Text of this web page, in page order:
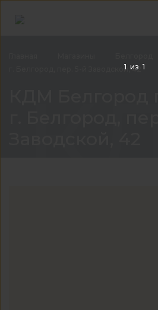
г. Белгород, пер. 5-й Заводской, 42
1 из 1